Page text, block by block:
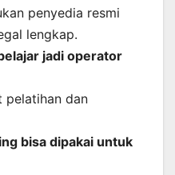
penyedia resmi
lengkap.
jadi operator
pelatihan dan
bisa dipakai untuk